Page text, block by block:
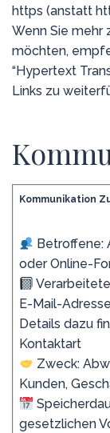
https (anstatt
Wenn Sie mehr
möchten,
“Hypertext
Links zu
Kommunikation
Betroffene:
oder Online-
E-Mail-
Details dazu
Kontaktart
Zweck:
Kunden,
gesetzlichen